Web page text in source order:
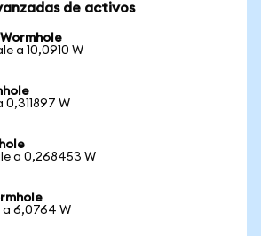
de activos
a 10,0910 W
0,311897 W
a 0,268453 W
a 6,0764 W